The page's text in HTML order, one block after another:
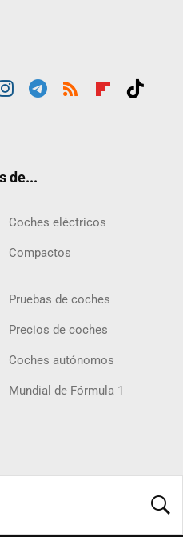
de...
Coches eléctricos
Compactos
Pruebas de coches
Precios de coches
Coches autónomos
Mundial de Fórmula 1